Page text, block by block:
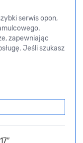
serwis opon,
zapewniając
Jeśli szukasz